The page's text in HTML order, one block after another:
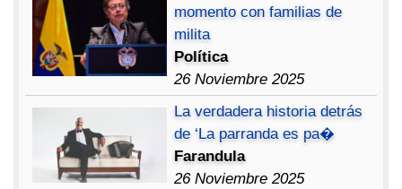
momento con familias de
milita
Política
26 Noviembre 2025
La verdadera historia detrás
de ‘La parranda es pa�
Farandula
26 Noviembre 2025